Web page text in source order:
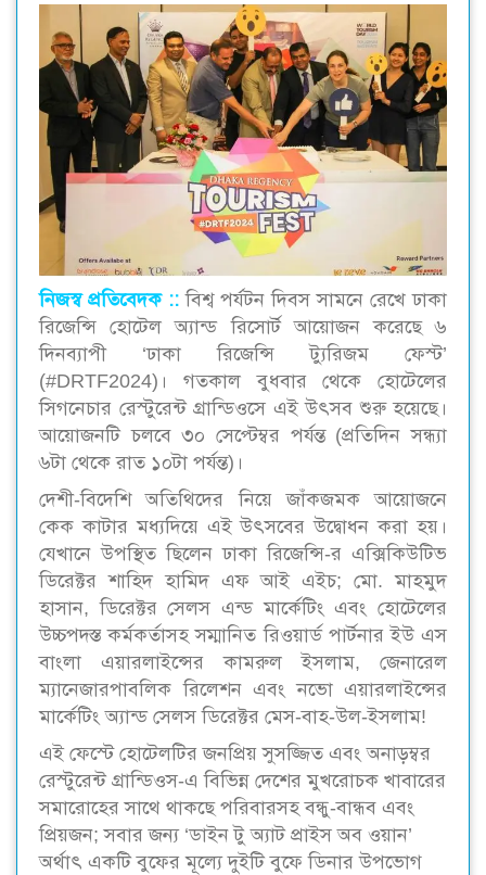
নিজস্ব প্রতিবেদক ::‌ বিশ্ব পর্যটন দিবস সামনে রেখে ঢাকা
রিজেন্সি হোটেল অ্যান্ড রিসোর্ট আয়োজন করেছে ৬
দিনব্যাপী ‘ঢাকা রিজেন্সি ট্যুরিজম ফেস্ট’
(#DRTF2024)। গতকাল বুধবার থেকে হোটেলের
সিগনেচার রেস্টুরেন্ট গ্রান্ডিওসে এই উৎসব শুরু হয়েছে।
আয়োজনটি চলবে ৩০ সেপ্টেম্বর পর্যন্ত (প্রতিদিন সন্ধ্যা
৬টা থেকে রাত ১০টা পর্যন্ত)।
দেশী-বিদেশি অতিথিদের নিয়ে জাঁকজমক আয়োজনে
কেক কাটার মধ্যদিয়ে এই উৎসবের উদ্বোধন করা হয়।
যেখানে উপস্থিত ছিলেন ঢাকা রিজেন্সি-র এক্সিকিউটিভ
ডিরেক্টর শাহিদ হামিদ এফ আই এইচ; মো. মাহমুদ
হাসান, ডিরেক্টর সেলস এন্ড মার্কেটিং এবং হোটেলের
উচ্চপদস্ত কর্মকর্তাসহ সম্মানিত রিওয়ার্ড পার্টনার ইউ এস
বাংলা এয়ারলাইন্সের কামরুল ইসলাম, জেনারেল
ম্যানেজারপাবলিক রিলেশন এবং নভো এয়ারলাইন্সের
মার্কেটিং অ্যান্ড সেলস ডিরেক্টর মেস-বাহ-উল-ইসলাম!
এই ফেস্টে হোটেলটির জনপ্রিয় সুসজ্জিত এবং অনাড়ম্বর
রেস্টুরেন্ট গ্রান্ডিওস-এ বিভিন্ন দেশের মুখরোচক খাবারের
সমারোহের সাথে থাকছে পরিবারসহ বন্ধু-বান্ধব এবং
প্রিয়জন; সবার জন্য ‘ডাইন টু অ্যাট প্রাইস অব ওয়ান’
অর্থাৎ একটি বুফের মূল্যে দুইটি বুফে ডিনার উপভোগ